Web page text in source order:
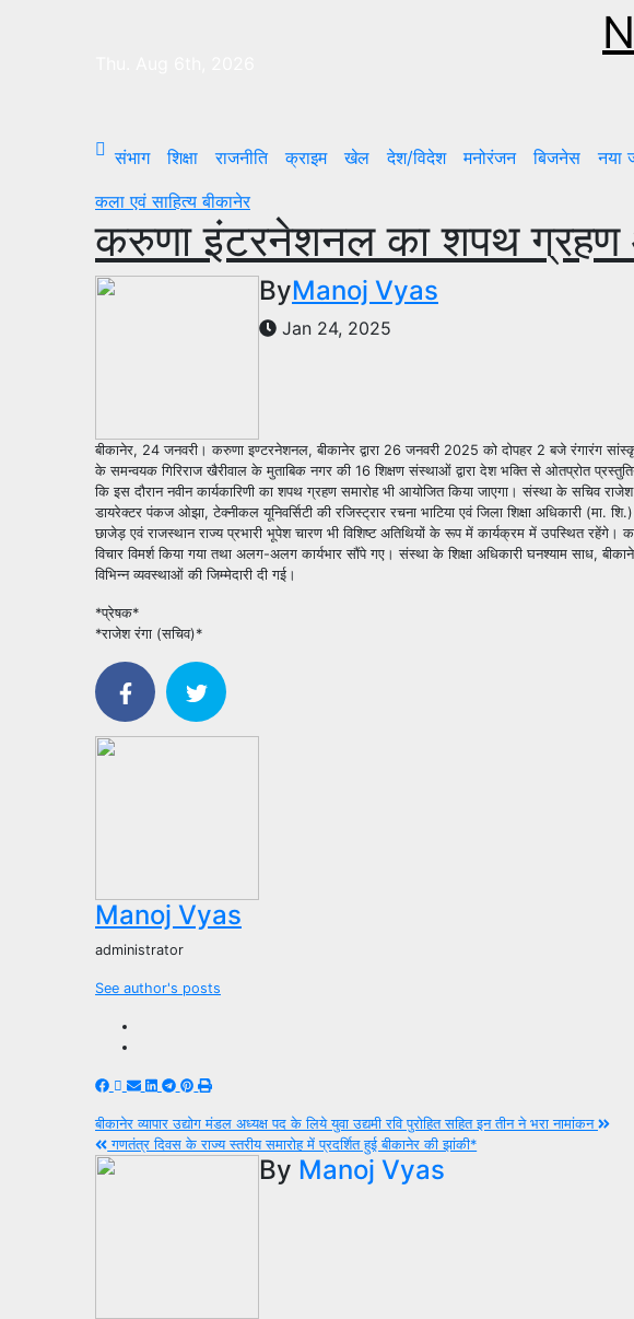
संभाग शिक्षा राजनीति क्राइम खेल देश/विदेश मनोरंजन बिजनेस नया
कला एवं साहित्यबीकानेर
करुणा इंटरनेशनल का शपथ
ByManoj Vyas
Jan 24, 2025
बीकानेर, 24 जनवरी। करुणा इण्टरनेशनल, बीकानेर द्वारा 26 जनवरी 2025 को दोपहर 2 बजे रंगारंग
के समन्वयक गिरिराज खैरीवाल के मुताबिक नगर की 16 शिक्षण संस्थाओं द्वारा देश भक्ति से ओतप्रोत
कि इस दौरान नवीन कार्यकारिणी का शपथ ग्रहण समारोह भी आयोजित किया जाएगा।संस्था के सचिव राजेश
डायरेक्टर पंकज ओझा, टेक्नीकल यूनिवर्सिटी की रजिस्ट्रार रचना भाटिया एवंजिला शिक्षा अधिकारी (मा.
छाजेड़ एवं राजस्थान राज्य प्रभारी भूपेश चारण भी विशिष्ट अतिथियों के रूप में कार्यक्रम में उपस्थित
विचार विमर्श किया गया तथा अलग-अलग कार्यभार सौंपे गए। संस्था के शिक्षा अधिकारी घनश्याम साध,
विभिन्न व्यवस्थाओं की जिम्मेदारी दी गई।
*प्रेषक*
*राजेश रंगा (सचिव)*
Manoj Vyas
administrator
See author's posts
Post
navigation
बीकानेर व्यापार उद्योग मंडल अध्यक्ष पद के लिये युवा उद्यमी रवि पुरोहित सहित इन तीन ने भरा नामांकन
गणतंत्र दिवस के राज्य स्तरीय समारोह में प्रदर्शित हुई बीकानेर की झांकी*
By Manoj Vyas